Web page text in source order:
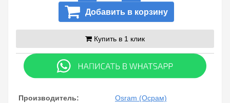
Добавить в корзину
Купить в 1 клик
Производитель: Osram (Осрам)